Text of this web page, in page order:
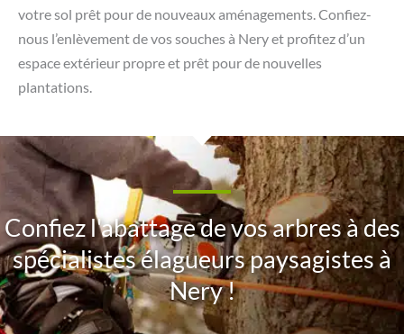
votre sol prêt pour de nouveaux aménagements. Confiez-
nous l’enlèvement de vos souches à Nery et profitez d’un
espace extérieur propre et prêt pour de nouvelles
plantations.
Confiez l'abattage de vos arbres à des
spécialistes élagueurs paysagistes à
Nery !